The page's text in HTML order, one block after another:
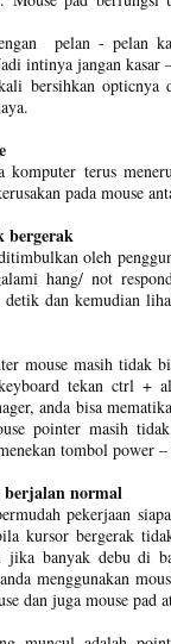
pelan - pelan
intinya jangan kasar
bersihkan opticnya
komputer terus
pada mouse
bergerak
oleh
hang/ not
detik dan kemudian
mouse masih tidak
tekan ctrl +
anda bisa
pointer masih
tombol power
normal
pekerjaan
kursor bergerak
banyak debu di
menggunakan
dan juga mouse pad